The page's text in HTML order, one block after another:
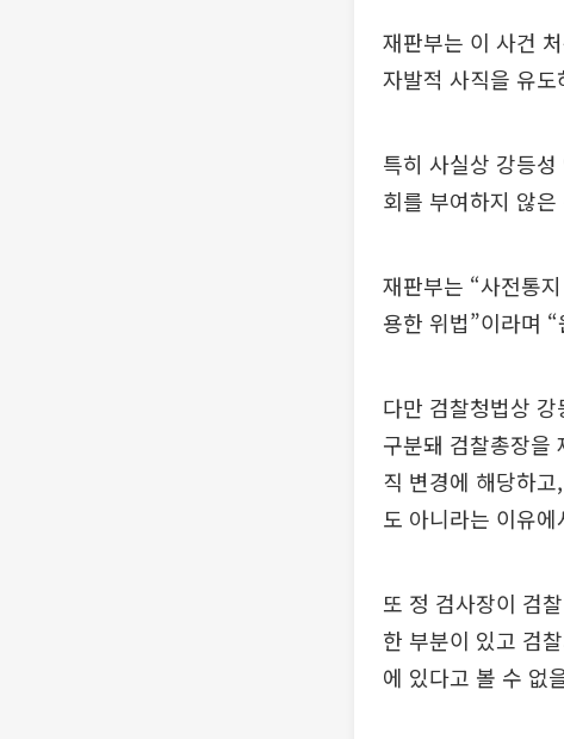
재판부는 이 사건
자발적 사직을 유
특히 사실상 강등
회를 부여하지 않
재판부는 “사전통
용한 위법”이라며
다만 검찰청법상
구분돼 검찰총장을
직 변경에 해당하
도 아니라는 이유에
또 정 검사장이 검
한 부분이 있고 검
에 있다고 볼 수 없